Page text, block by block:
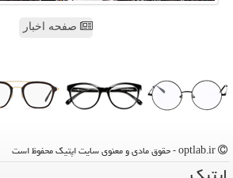
صفحه اخبار